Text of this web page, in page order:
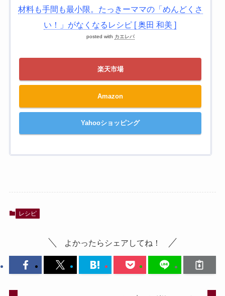
材料も手間も最小限。たっきーママの「めんどくさ
い！」がなくなるレシピ [ 奥田 和美 ]
posted with カエレバ
楽天市場
Amazon
Yahooショッピング
レシピ
よかったらシェアしてね！